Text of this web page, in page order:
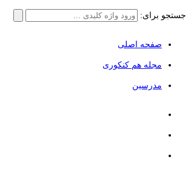
جستجو برای:
صفحه اصلی
مجله هم کنکوری
مدرسین